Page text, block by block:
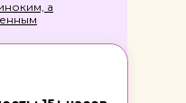
а